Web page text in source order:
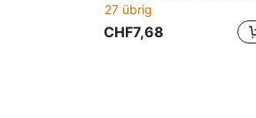
27 übrig
CHF7,68